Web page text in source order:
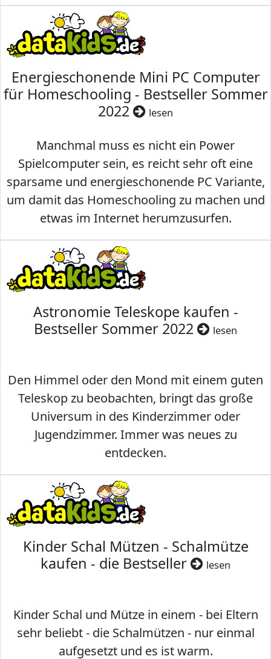
Energieschonende Mini PC Computer
für Homeschooling - Bestseller Sommer
2022
lesen
Manchmal muss es nicht ein Power
Spielcomputer sein, es reicht sehr oft eine
sparsame und energieschonende PC Variante,
um damit das Homeschooling zu machen und
etwas im Internet herumzusurfen.
Astronomie Teleskope kaufen -
Bestseller Sommer 2022
lesen
Den Himmel oder den Mond mit einem guten
Teleskop zu beobachten, bringt das große
Universum in des Kinderzimmer oder
Jugendzimmer. Immer was neues zu
entdecken.
Kinder Schal Mützen - Schalmütze
kaufen - die Bestseller
lesen
Kinder Schal und Mütze in einem - bei Eltern
sehr beliebt - die Schalmützen - nur einmal
aufgesetzt und es ist warm.